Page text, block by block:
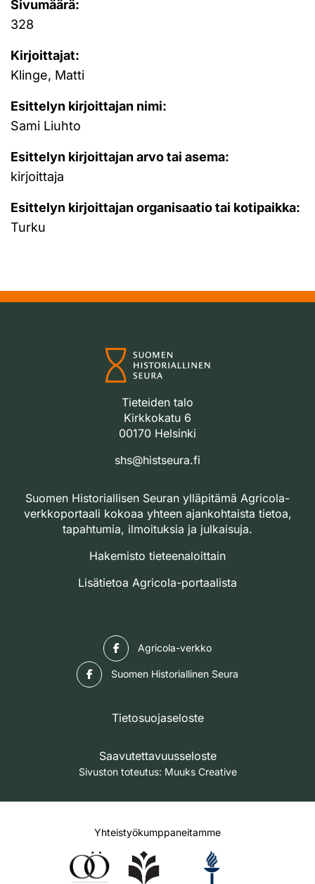
Sivumäärä:
328
Kirjoittajat:
Klinge, Matti
Esittelyn kirjoittajan nimi:
Sami Liuhto
Esittelyn kirjoittajan arvo tai asema:
kirjoittaja
Esittelyn kirjoittajan organisaatio tai kotipaikka:
Turku
Tieteiden talo
Kirkkokatu 6
00170 Helsinki
shs@histseura.fi
Suomen Historiallisen Seuran ylläpitämä Agricola-
verkkoportaali kokoaa yhteen ajankohtaista tietoa,
tapahtumia, ilmoituksia ja julkaisuja.
Hakemisto tieteenaloittain
Lisätietoa Agricola-portaalista
Agricola-verkko
Suomen Historiallinen Seura
Tietosuojaseloste
Saavutettavuusseloste
Sivuston toteutus: Muuks Creative
Yhteistyökumppaneitamme